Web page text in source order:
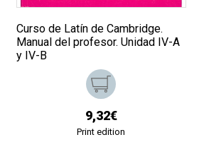
Curso de Latín de Cambridge.
Manual del profesor. Unidad IV-A
y IV-B
9,32€
Print edition